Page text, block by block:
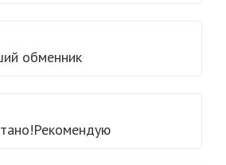
обменник